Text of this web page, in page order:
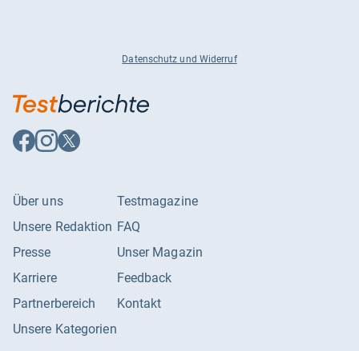
Datenschutz und Widerruf
Auf
Facebook
Auf
Instagram
Auf
X
Über uns
Unsere Redaktion
Presse
Karriere
Partnerbereich
Unsere Kategorien
Testmagazine
FAQ
Unser Magazin
Feedback
Kontakt